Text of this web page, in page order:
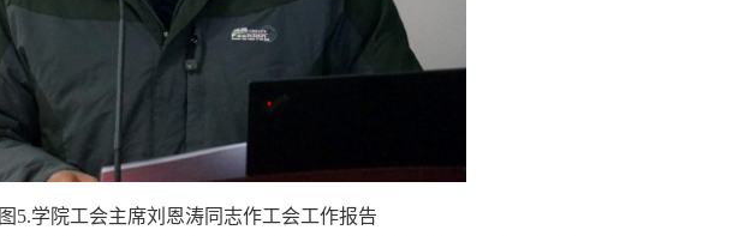
图5.学院工会主席刘恩涛同志作工会工作报告